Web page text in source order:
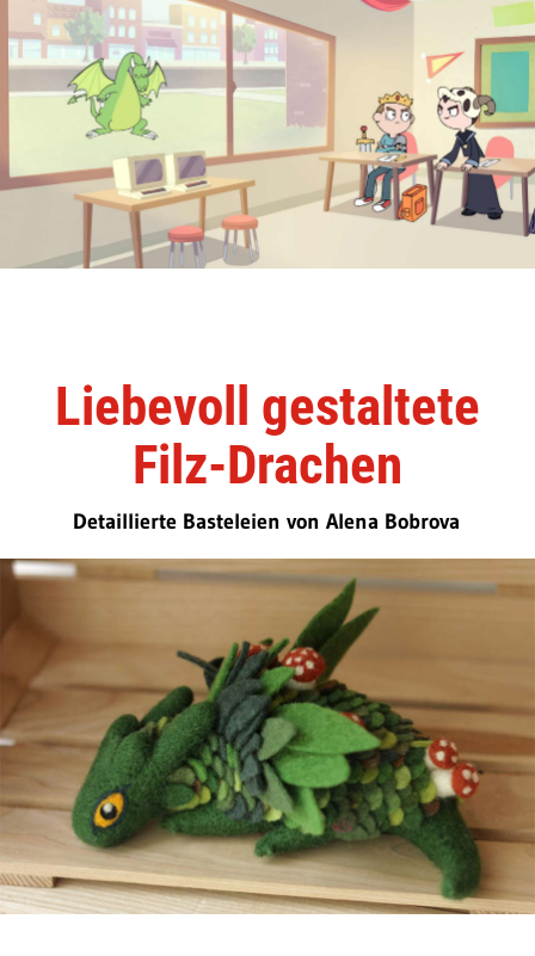
Liebevoll gestaltete
Filz-Drachen
Detaillierte Basteleien von Alena Bobrova